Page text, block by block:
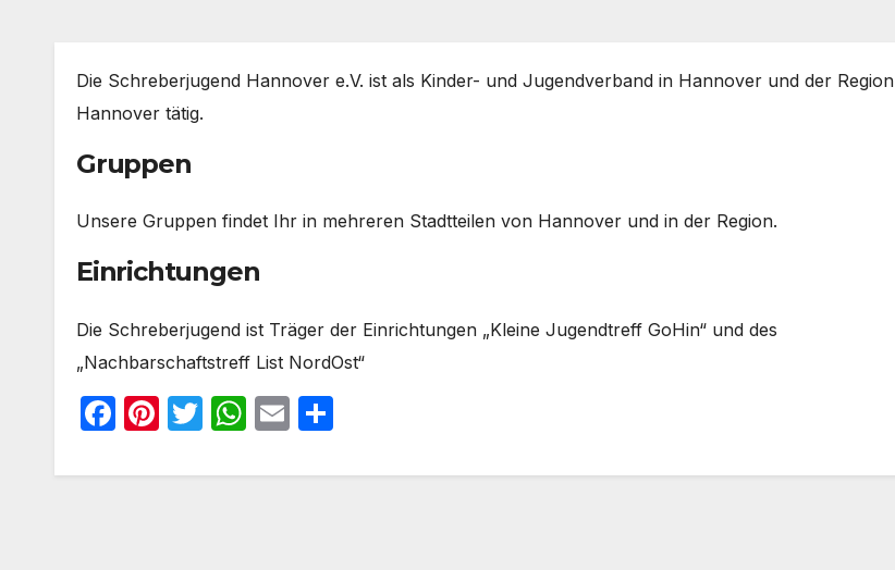
Die Schreberjugend Hannover e.V. ist als Kinder- und Jugendverband in Hannover und der Region
Hannover tätig.
Gruppen
Unsere Gruppen findet Ihr in mehreren Stadtteilen von Hannover und in der Region.
Einrichtungen
Die Schreberjugend ist Träger der Einrichtungen „Kleine Jugendtreff GoHin“ und des
„Nachbarschaftstreff List NordOst“
F
c
Pi
er
T
itt
W
at
E
ail le